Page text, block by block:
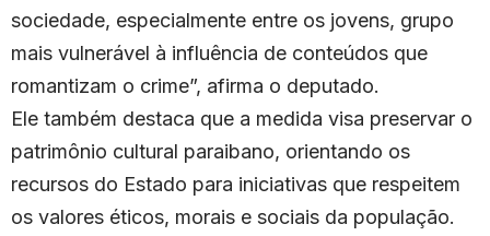
sociedade, especialmente entre os jovens, grupo
mais vulnerável à influência de conteúdos que
romantizam o crime”, afirma o deputado.
Ele também destaca que a medida visa preservar o
patrimônio cultural paraibano, orientando os
recursos do Estado para iniciativas que respeitem
os valores éticos, morais e sociais da população.